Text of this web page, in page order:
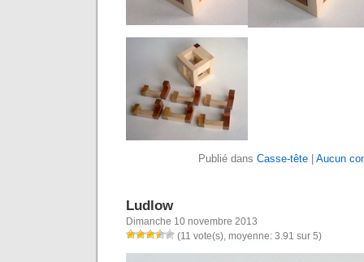
Publié dans Casse-tête Aucun
Ludlow
Dimanche 10 novembre 2013
(11 vote(s), moyenne: 3.91 sur 5)